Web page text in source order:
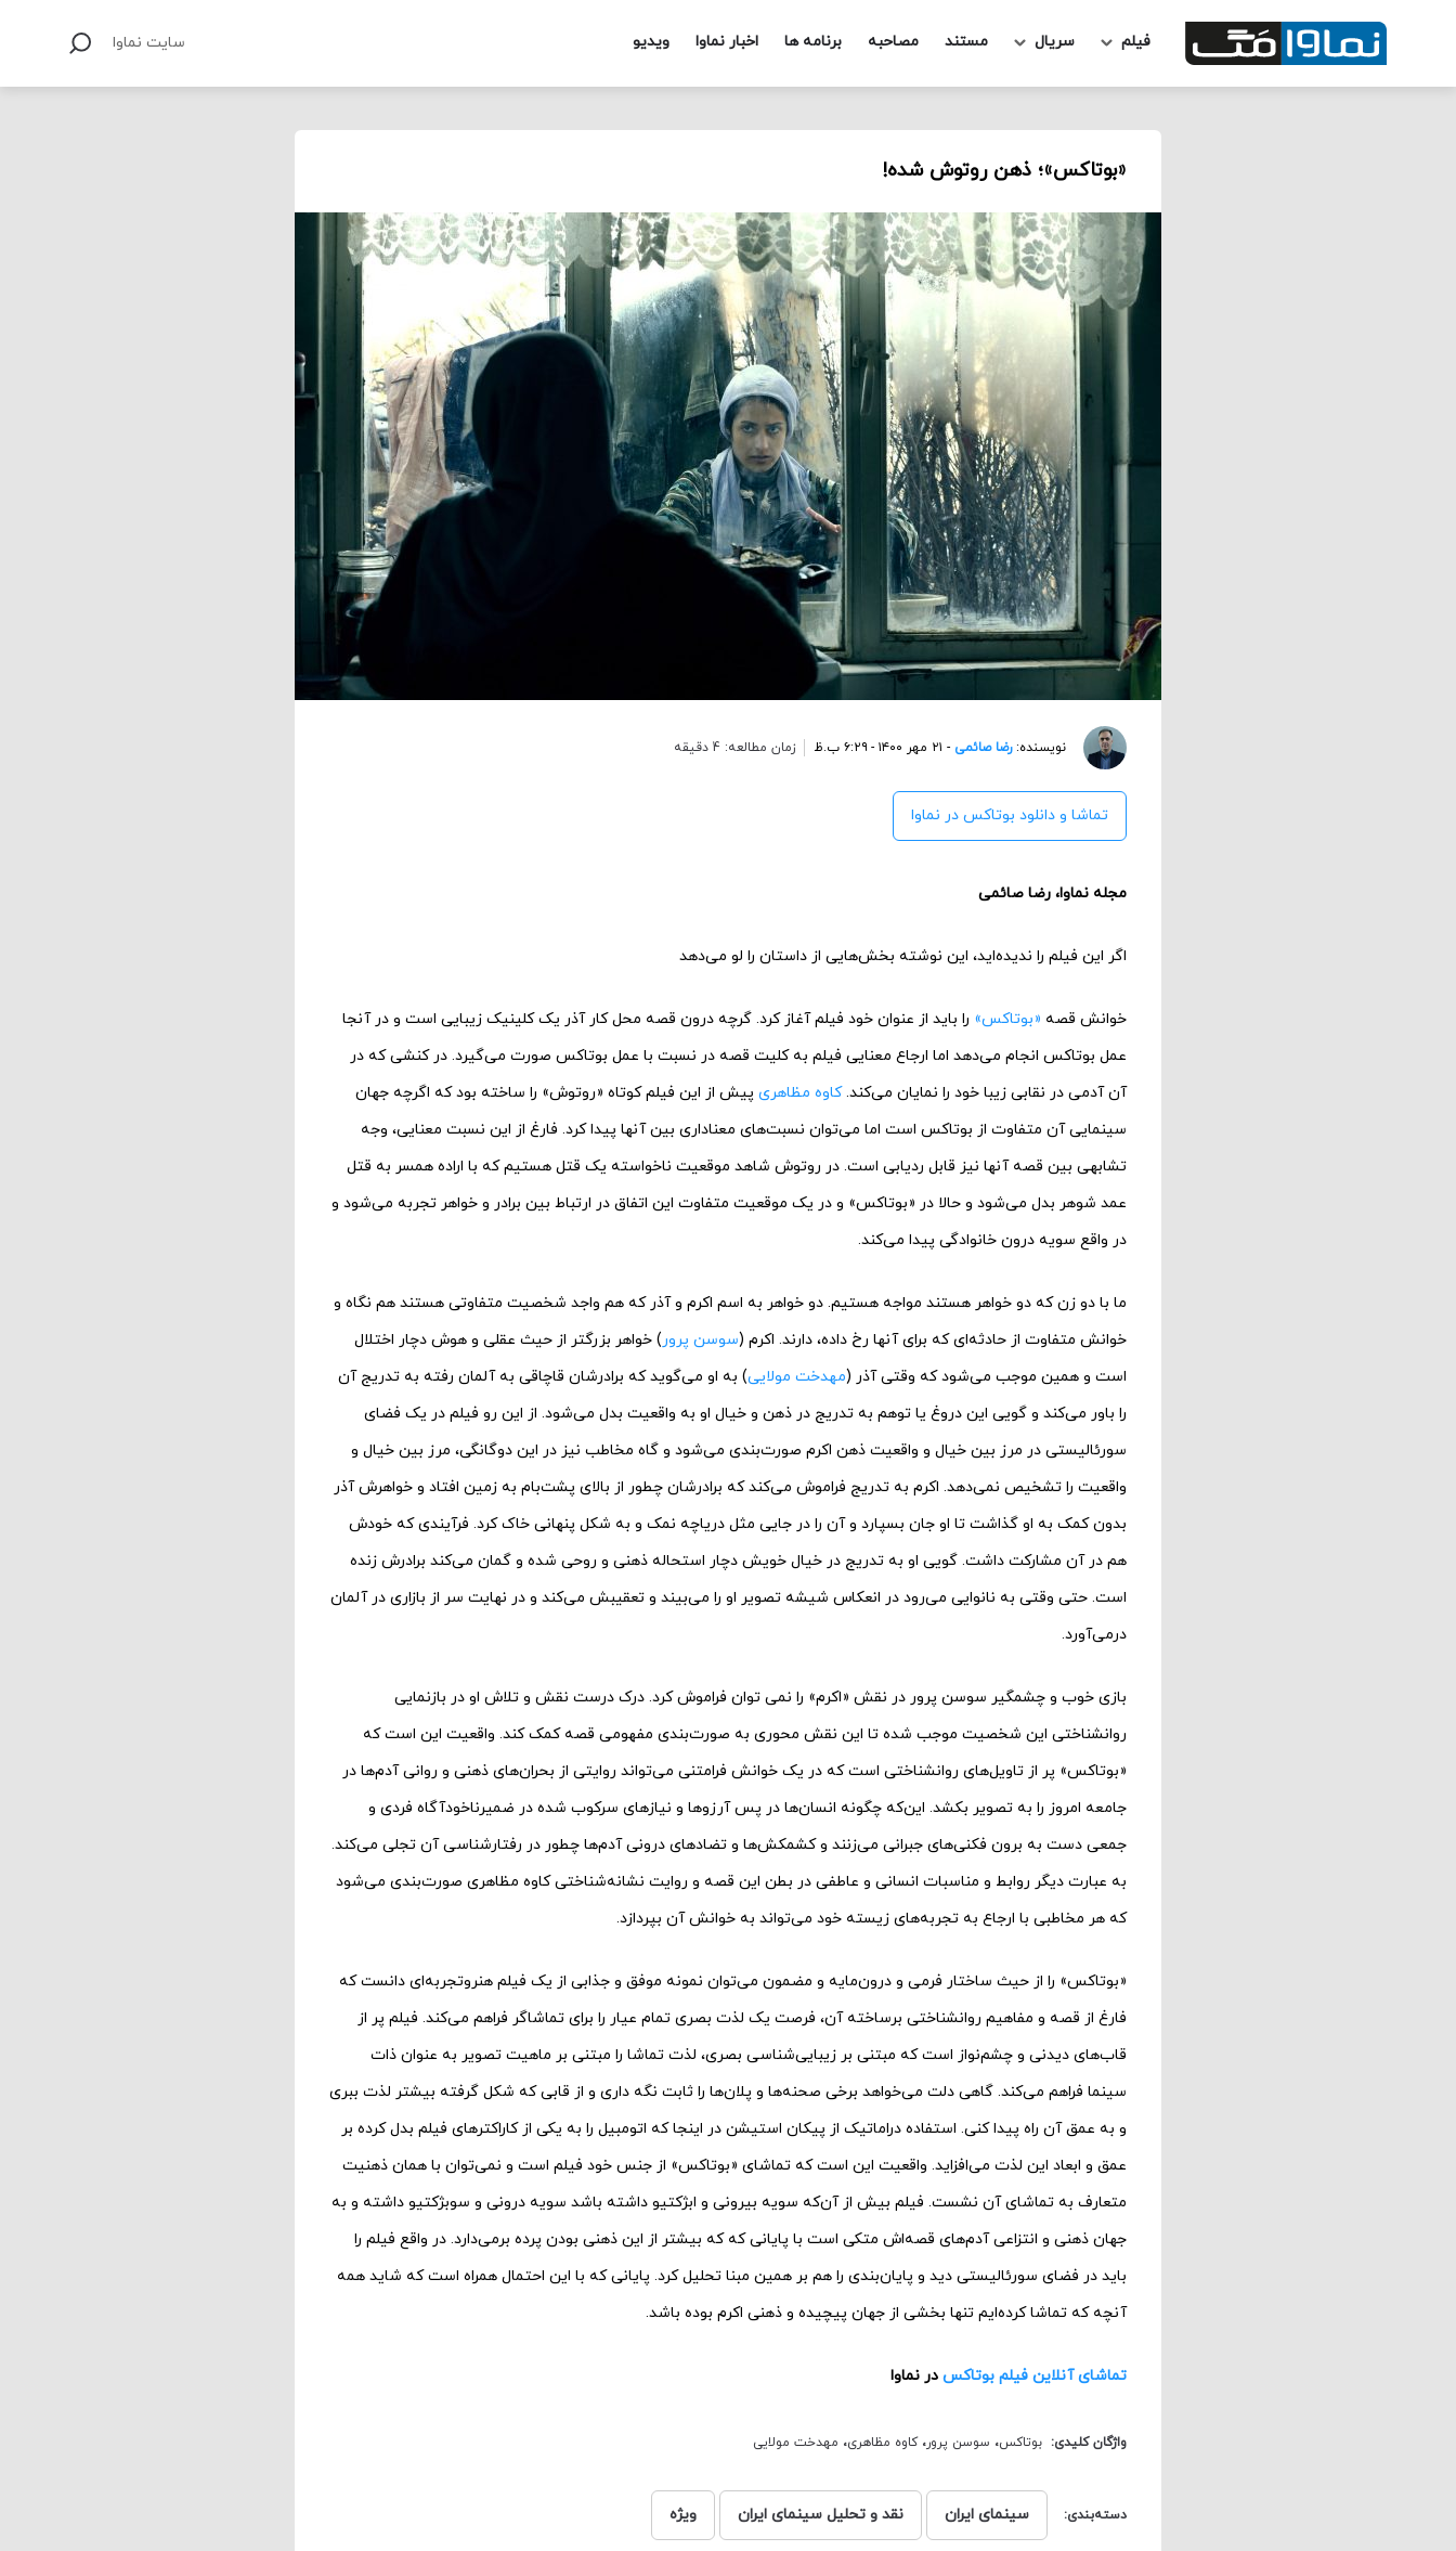
فیلم سریال مستند مصاحبه برنامه ها اخبار نماوا ویدیو سایت نماوا
«بوتاکس»؛ ذهن روتوش شده!
نویسنده: رضا صائمی - ۲۱ مهر ۱۴۰۰ - ۶:۲۹ ب.ظ زمان مطالعه: 4 دقیقه
تماشا و دانلود بوتاکس در نماوا
مجله نماوا، رضا صائمی
اگر این فیلم را ندیده‌اید، این نوشته بخش‌هایی از داستان را لو می‌دهد
خوانش قصه «بوتاکس» را باید از عنوان خود فیلم آغاز کرد. گرچه درون قصه محل کار آذر یک کلینیک زیبایی است و در آنجا
عمل بوتاکس انجام می‌دهد اما ارجاع معنایی فیلم به کلیت قصه در نسبت با عمل بوتاکس صورت می‌گیرد. در کنشی که در
آن آدمی در نقابی زیبا خود را نمایان می‌کند.کاوه مظاهری پیش از این فیلم کوتاه «روتوش» را ساخته بود که اگرچه جهان
سینمایی آن متفاوت از بوتاکس است اما می‌توان نسبت‌های معناداری بین آنها پیدا کرد. فارغ از این نسبت معنایی، وجه
تشابهی بین قصه آنها نیز قابل ردیابی است. در روتوش شاهد موقعیت ناخواسته یک قتل هستیم که با اراده همسر به قتل
عمد شوهر بدل می‌شود و حالا در «بوتاکس» و در یک موقعیت متفاوت این اتفاق در ارتباط بین برادر و خواهر تجربه می‌شود و
در واقع سویه درون خانوادگی پیدا می‌کند.
ما با دو زن که دو خواهر هستند مواجه‌ هستیم. دو خواهر به اسم اکرم و آذر که هم واجد شخصیت متفاوتی هستند هم نگاه و
خوانش متفاوت از حادثه‌ای که برای آنها رخ داده، دارند. اکرم (سوسن پرور) خواهر بزرگتر از حیث عقلی و هوش دچار اختلال
است و همین موجب می‌شود که وقتی آذر (مهدخت مولایی) به او می‌گوید که برادرشان قاچاقی به آلمان رفته به تدریج آن
را باور می‌کند و گویی این دروغ یا توهم به تدریج در ذهن و خیال او به واقعیت بدل می‌شود. از این رو فیلم در یک فضای
سورئالیستی در مرز بین خیال و واقعیت ذهن اکرم صورت‌‌بندی می‌شود و گاه مخاطب نیز در این دوگانگی، مرز بین خیال و
واقعیت را تشخیص نمی‌دهد. اکرم به تدریج فراموش می‌کند که برادرشان چطور از بالای پشت‌بام به زمین افتاد و خواهرش آذر
بدون کمک به او گذاشت تا او جان بسپارد و آن را در جایی مثل دریاچه نمک و به شکل پنهانی خاک کرد. فرآیندی که خودش
هم در آن مشارکت داشت. گویی او به تدریج در خیال خویش دچار استحاله ذهنی و روحی شده و گمان می‌کند برادرش زنده
است. حتی وقتی به نانوایی می‌رود در انعکاس شیشه تصویر او را می‌بیند و تعقیبش می‌کند و در نهایت سر از بازاری در آلمان
درمی‌آورد.
بازی خوب و چشمگیر سوسن پرور در نقش «اکرم» را نمی توان فراموش کرد. درک درست نقش و تلاش او در بازنمایی
روانشناختی این شخصیت موجب شده تا این نقش محوری به صورت‌بندی مفهومی قصه کمک کند. واقعیت این است که
«بوتاکس» پر از تاویل‌های روانشناختی است که در یک خوانش فرامتنی می‌تواند روایتی از بحران‌های ذهنی و روانی آدم‌ها در
جامعه امروز را به تصویر بکشد. این‌که چگونه انسان‌ها در پس آرزوها و نیازهای سرکوب شده در ضمیرناخودآگاه فردی و
جمعی دست به برون فکنی‌های جبرانی می‌زنند و کشمکش‌ها و تضادهای درونی آدم‌ها چطور در رفتارشناسی آن تجلی می‌کند.
به عبارت دیگر روابط و مناسبات انسانی و عاطفی در بطن این قصه و روایت نشانه‌شناختی کاوه مظاهری صورت‌بندی می‌شود
که هر مخاطبی با ارجاع به تجربه‌های زیسته خود می‌تواند به خوانش آن بپردازد.
«بوتاکس» را از حیث ساختار فرمی و درون‌مایه و مضمون می‌توان نمونه موفق و جذابی از یک فیلم هنروتجربه‌ای دانست که
فارغ از قصه و مفاهیم روانشناختی برساخته آن، فرصت یک لذت بصری تمام عیار را برای تماشاگر فراهم می‌کند. فیلم پر از
قاب‌های دیدنی و چشم‌نواز است که مبتنی بر زیبایی‌شناسی بصری، لذت تماشا را مبتنی بر ماهیت تصویر به عنوان ذات
سینما فراهم می‌کند. گاهی دلت می‌خواهد برخی صحنه‌ها و پلان‌ها را ثابت نگه داری و از قابی که شکل گرفته بیشتر لذت ببری
و به عمق آن راه پیدا کنی. استفاده دراماتیک از پیکان استیشن در اینجا که اتومبیل را به یکی از کاراکترهای فیلم بدل کرده بر
عمق و ابعاد این لذت می‌افزاید. واقعیت این است که تماشای «بوتاکس» از جنس خود فیلم است و نمی‌توان با همان ذهنیت
متعارف به تماشای آن نشست. فیلم بیش از آن‌که سویه بیرونی و ابژکتیو داشته باشد سویه درونی و سوبژکتیو داشته و به
جهان ذهنی و انتزاعی آدم‌های قصه‌اش متکی است با پایانی که که بیشتر از این ذهنی بودن پرده برمی‌دارد. در واقع فیلم را
باید در فضای سورئالیستی دید و پایان‌بندی را هم بر همین مبنا تحلیل کرد. پایانی که با این احتمال همراه است که شاید همه
آنچه که تماشا کرده‌ایم تنها بخشی از جهان پیچیده و ذهنی اکرم بوده باشد.
تماشای آنلاین فیلم بوتاکس در نماوا
واژگان کلیدی: بوتاکس، سوسن پرور، کاوه مظاهری، مهدخت مولایی
دسته‌بندی: سینمای ایران نقد و تحلیل سینمای ایران ویژه